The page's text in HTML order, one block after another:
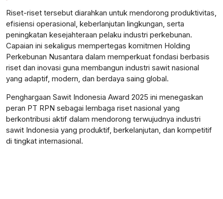
Riset-riset tersebut diarahkan untuk mendorong produktivitas,
efisiensi operasional, keberlanjutan lingkungan, serta
peningkatan kesejahteraan pelaku industri perkebunan.
Capaian ini sekaligus mempertegas komitmen Holding
Perkebunan Nusantara dalam memperkuat fondasi berbasis
riset dan inovasi guna membangun industri sawit nasional
yang adaptif, modern, dan berdaya saing global.
Penghargaan Sawit Indonesia Award 2025 ini menegaskan
peran PT RPN sebagai lembaga riset nasional yang
berkontribusi aktif dalam mendorong terwujudnya industri
sawit Indonesia yang produktif, berkelanjutan, dan kompetitif
di tingkat internasional.